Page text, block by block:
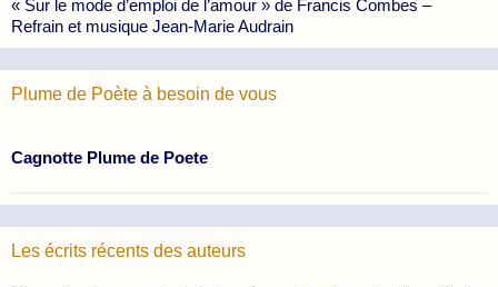
« Sur le mode d’emploi de l’amour » de Francis Combes –
Refrain et musique Jean-Marie Audrain
Plume de Poète à besoin de vous
Cagnotte Plume de Poete
Les écrits récents des auteurs